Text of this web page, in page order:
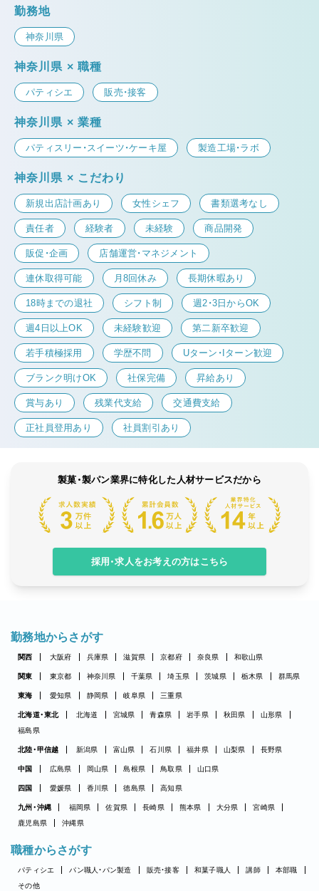
勤務地
神奈川県
神奈川県 × 職種
パティシエ 販売・接客
神奈川県 × 業種
パティスリー・スイーツ・ケーキ屋 製造工場・ラボ
神奈川県 × こだわり
新規出店計画あり 女性シェフ 書類選考なし
責任者 経験者 未経験 商品開発
販促・企画 店舗運営・マネジメント
連休取得可能 月8回休み 長期休暇あり
18時までの退社 シフト制 週2・3日からOK
週4日以上OK 未経験歓迎 第二新卒歓迎
若手積極採用 学歴不問 Uターン・Iターン歓迎
ブランク明けOK 社保完備 昇給あり
賞与あり 残業代支給 交通費支給
正社員登用あり 社員割引あり
製菓・製パン業界に特化した人材サービスだから
採用・求人をお考えの方はこちら
勤務地からさがす
関西 大阪府 兵庫県 滋賀県 京都府 奈良県 和歌山県
関東 東京都 神奈川県 千葉県 埼玉県 茨城県 栃木県 群馬県
東海 愛知県 静岡県 岐阜県 三重県
北海道・東北 北海道 宮城県 青森県 岩手県 秋田県
山形県
福島県
北陸・甲信越 新潟県 富山県 石川県 福井県 山梨県 長野県
中国 広島県 岡山県 島根県 鳥取県 山口県
四国 愛媛県 香川県 徳島県 高知県
九州・沖縄 福岡県 佐賀県 長崎県 熊本県 大分県
宮崎県
鹿児島県
沖縄県
職種からさがす
パティシエ パン職人・パン製造 販売・接客 和菓子職人 講師
本部職
その他